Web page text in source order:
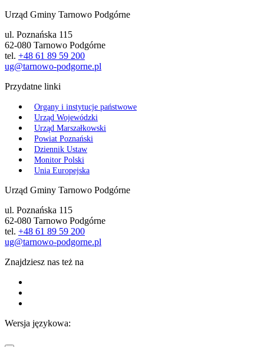
Urząd Gminy Tarnowo Podgórne
ul. Poznańska 115
62-080 Tarnowo Podgórne
tel. +48 61 89 59 200
ug@tarnowo-podgorne.pl
Przydatne linki
Organy i instytucje państwowe
Urząd Wojewódzki
Urząd Marszałkowski
Powiat Poznański
Dziennik Ustaw
Monitor Polski
Unia Europejska
Urząd Gminy Tarnowo Podgórne
ul. Poznańska 115
62-080 Tarnowo Podgórne
tel. +48 61 89 59 200
ug@tarnowo-podgorne.pl
Znajdziesz nas też na
Wersja językowa: